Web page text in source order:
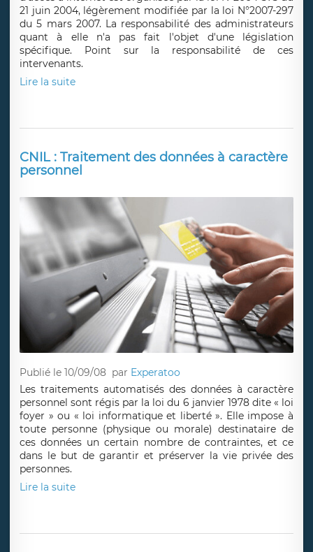
21 juin 2004, légèrement modifiée par la loi N°2007-297
du 5 mars 2007. La responsabilité des administrateurs
quant à elle n'a pas fait l'objet d'une législation
spécifique. Point sur la responsabilité de ces
intervenants.
Lire la suite
CNIL : Traitement des données à caractère
personnel
Publié le 10/09/08 par Experatoo
Les traitements automatisés des données à caractère
personnel sont régis par la loi du 6 janvier 1978 dite « loi
foyer » ou « loi informatique et liberté ». Elle impose à
toute personne (physique ou morale) destinataire de
ces données un certain nombre de contraintes, et ce
dans le but de garantir et préserver la vie privée des
personnes.
Lire la suite